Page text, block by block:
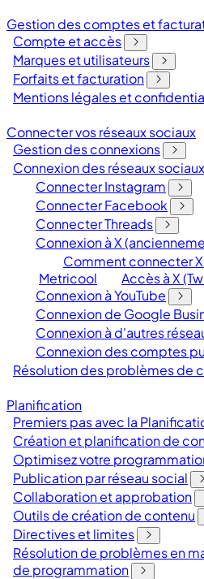
Gestion des comptes et
Compte et accès
Marques et utilisateurs
Forfaits et facturation
Mentions légales et
Connecter vos réseaux sociaux
Gestion des connexions
Connexion des réseaux sociaux
Connecter Instagram
Connecter Facebook
Connecter Threads
Connexion à X
Comment connecter X
Metricool
Accès à X
Connexion à YouTube
Connexion de Google
Connexion à d'autres
Connexion des comptes
Résolution des problèmes de
Planification
Premiers pas avec la
Création et planification de
Optimisez votre
Publication par réseau social
Collaboration et approbation
Outils de création de contenu
Directives et limites
Résolution de problèmes en
de programmation